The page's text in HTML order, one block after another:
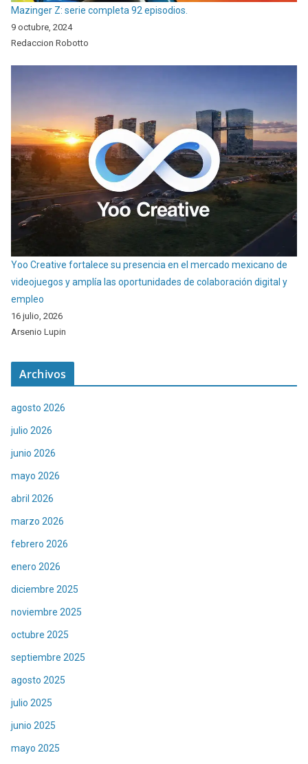
Mazinger Z: serie completa 92 episodios.
9 octubre, 2024
Redaccion Robotto
Yoo Creative fortalece su presencia en el mercado mexicano de
videojuegos y amplía las oportunidades de colaboración digital y
empleo
16 julio, 2026
Arsenio Lupin
Archivos
agosto 2026
julio 2026
junio 2026
mayo 2026
abril 2026
marzo 2026
febrero 2026
enero 2026
diciembre 2025
noviembre 2025
octubre 2025
septiembre 2025
agosto 2025
julio 2025
junio 2025
mayo 2025